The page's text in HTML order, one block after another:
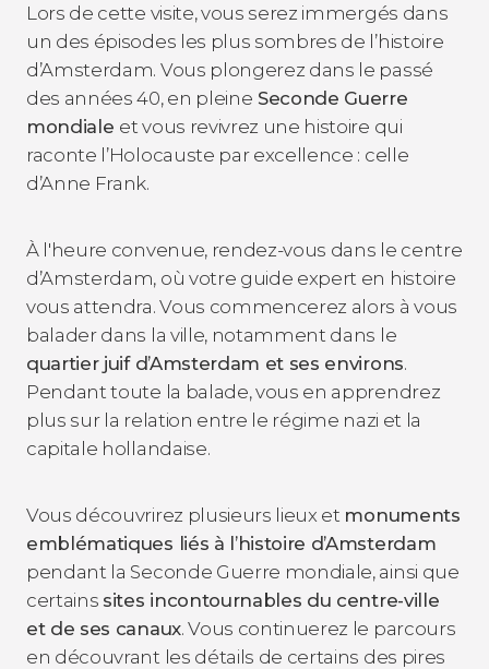
Lors de cette visite, vous serez immergés dans
un des épisodes les plus sombres de l’histoire
d’Amsterdam. Vous plongerez dans le passé
des années 40, en pleine Seconde Guerre
mondiale et vous revivrez une histoire qui
raconte l’Holocauste par excellence : celle
d’Anne Frank.
À l'heure convenue, rendez-vous dans le centre
d’Amsterdam, où votre guide expert en histoire
vous attendra. Vous commencerez alors à vous
balader dans la ville, notamment dans le
quartier juif d’Amsterdam et ses environs.
Pendant toute la balade, vous en apprendrez
plus sur la relation entre le régime nazi et la
capitale hollandaise.
Vous découvrirez plusieurs lieux et monuments
emblématiques liés à l’histoire d’Amsterdam
pendant la Seconde Guerre mondiale, ainsi que
certains sites incontournables du centre-ville
et de ses canaux. Vous continuerez le parcours
en découvrant les détails de certains des pires